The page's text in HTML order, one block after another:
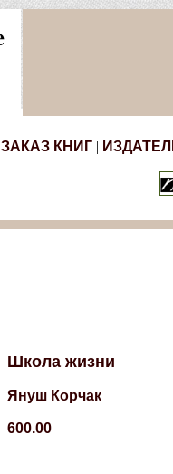
ЗАКАЗ КНИГ |
Школа жизни
Януш Корчак
600.00